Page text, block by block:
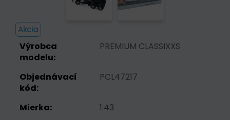
Akcia
Výrobca
modelu:
PREMIUM CLASSIXXS
Objednávací
kód:
PCL47217
Mierka:
1:43